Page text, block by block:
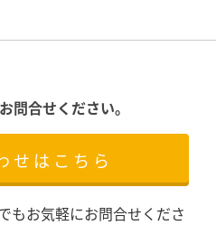
問合せください。
せはこちら
もお気軽にお問合せくださ